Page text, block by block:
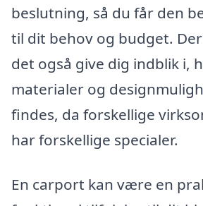
beslutning, så du får den
til dit behov og budget.
det også give dig indblik i,
materialer og
findes, da forskellige
har forskellige specialer.
En carport kan være en